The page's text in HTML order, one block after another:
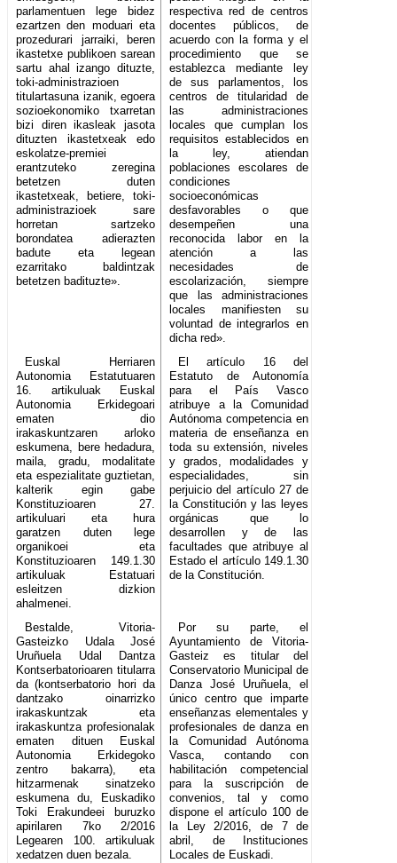
parlamentuen lege bidez
ezartzen den moduari eta
prozedurari jarraiki, beren
ikastetxe publikoen sarean
sartu ahal izango dituzte,
toki-administrazioen
titulartasuna izanik, egoera
sozioekonomiko txarretan
bizi diren ikasleak jasota
dituzten ikastetxeak edo
eskolatze-premiei
erantzuteko zeregina
betetzen duten
ikastetxeak, betiere, toki-
administrazioek sare
horretan sartzeko
borondatea adierazten
badute eta legean
ezarritako baldintzak
betetzen badituzte».
respectiva red de centros
docentes públicos, de
acuerdo con la forma y el
procedimiento que se
establezca mediante ley
de sus parlamentos, los
centros de titularidad de
las administraciones
locales que cumplan los
requisitos establecidos en
la ley, atiendan
poblaciones escolares de
condiciones
socioeconómicas
desfavorables o que
desempeñen una
reconocida labor en la
atención a las
necesidades de
escolarización, siempre
que las administraciones
locales manifiesten su
voluntad de integrarlos en
dicha red».
Euskal Herriaren
Autonomia Estatutuaren
16. artikuluak Euskal
Autonomia Erkidegoari
ematen dio
irakaskuntzaren arloko
eskumena, bere hedadura,
maila, gradu, modalitate
eta espezialitate guztietan,
kalterik egin gabe
Konstituzioaren 27.
artikuluari eta hura
garatzen duten lege
organikoei eta
Konstituzioaren 149.1.30
artikuluak Estatuari
esleitzen dizkion
ahalmenei.
El artículo 16 del
Estatuto de Autonomía
para el País Vasco
atribuye a la Comunidad
Autónoma competencia en
materia de enseñanza en
toda su extensión, niveles
y grados, modalidades y
especialidades, sin
perjuicio del artículo 27 de
la Constitución y las leyes
orgánicas que lo
desarrollen y de las
facultades que atribuye al
Estado el artículo 149.1.30
de la Constitución.
Bestalde, Vitoria-
Gasteizko Udala José
Uruñuela Udal Dantza
Kontserbatorioaren titularra
da (kontserbatorio hori da
dantzako oinarrizko
irakaskuntzak eta
irakaskuntza profesionalak
ematen dituen Euskal
Autonomia Erkidegoko
zentro bakarra), eta
hitzarmenak sinatzeko
eskumena du, Euskadiko
Toki Erakundeei buruzko
apirilaren 7ko 2/2016
Legearen 100. artikuluak
xedatzen duen bezala.
Por su parte, el
Ayuntamiento de Vitoria-
Gasteiz es titular del
Conservatorio Municipal de
Danza José Uruñuela, el
único centro que imparte
enseñanzas elementales y
profesionales de danza en
la Comunidad Autónoma
Vasca, contando con
habilitación competencial
para la suscripción de
convenios, tal y como
dispone el artículo 100 de
la Ley 2/2016, de 7 de
abril, de Instituciones
Locales de Euskadi.